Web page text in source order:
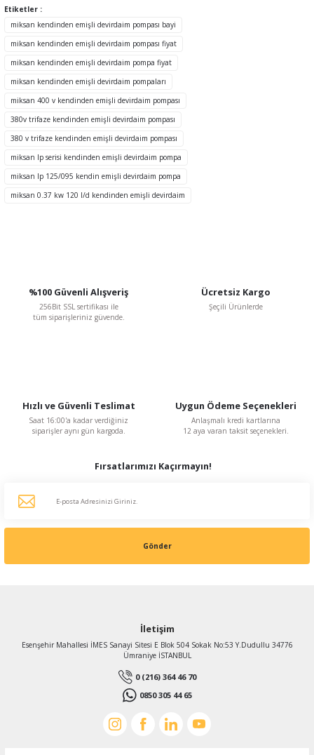
tarafımıza iletebilirsiniz.
Görüş ve önerileriniz için teşekkür ederiz.
Ürün açıklamasında eksik bilgiler bulunuyor.
Ürün bilgilerinde hatalar bulunuyor.
Ürün fiyatı diğer sitelerden daha pahalı.
Bu ürüne benzer farklı alternatifler olmalı.
Etiketler :
miksan kendinden emişli devirdaim pompası bayi
miksan kendinden emişli devirdaim pompası fiyat
miksan kendinden emişli devirdaim pompa fiyat
miksan kendinden emişli devirdaim pompaları
miksan 400 v kendinden emişli devirdaim pompası
380v trifaze kendinden emişli devirdaim pompası
380 v trifaze kendinden emişli devirdaim pompası
miksan lp serisi kendinden emişli devirdaim pompa
miksan lp 125/095 kendin emişli devirdaim pompa
miksan 0.37 kw 120 l/d kendinden emişli devirdaim
%100 Güvenli Alışveriş
256Bit SSL sertifikası ile
tüm siparişleriniz güvende.
Ücretsiz Kargo
Şeçili Ürünlerde
Hızlı ve Güvenli Teslimat
Saat 16:00'a kadar verdiğiniz
siparişler aynı gün kargoda.
Uygun Ödeme Seçenekleri
Anlaşmalı kredi kartlarına
12 aya varan taksit seçenekleri.
Fırsatlarımızı Kaçırmayın!
Gönder
İletişim
Esenşehir Mahallesi İMES Sanayi Sitesi E Blok 504 Sokak No:53 Y.Dudullu 34776
Ümraniye İSTANBUL
0 (216) 364 46 70
0850 305 44 65